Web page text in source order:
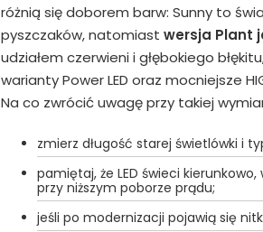
różnią się doborem barw: Sunny to
pyszczaków, natomiast wersja Plant
udziałem czerwieni i głębokiego
warianty Power LED oraz mocniejsze
Na co zwrócić uwagę przy takiej
zmierz długość starej świetlówki i
pamiętaj, że LED świeci kierunkowo,
przy niższym poborze prądu;
jeśli po modernizacji pojawią się